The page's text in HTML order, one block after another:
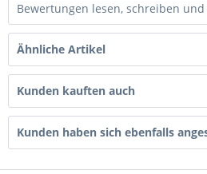
Bewertungen lesen, schreiben
Ähnliche Artikel
Kunden kauften auch
Kunden haben sich ebenfalls